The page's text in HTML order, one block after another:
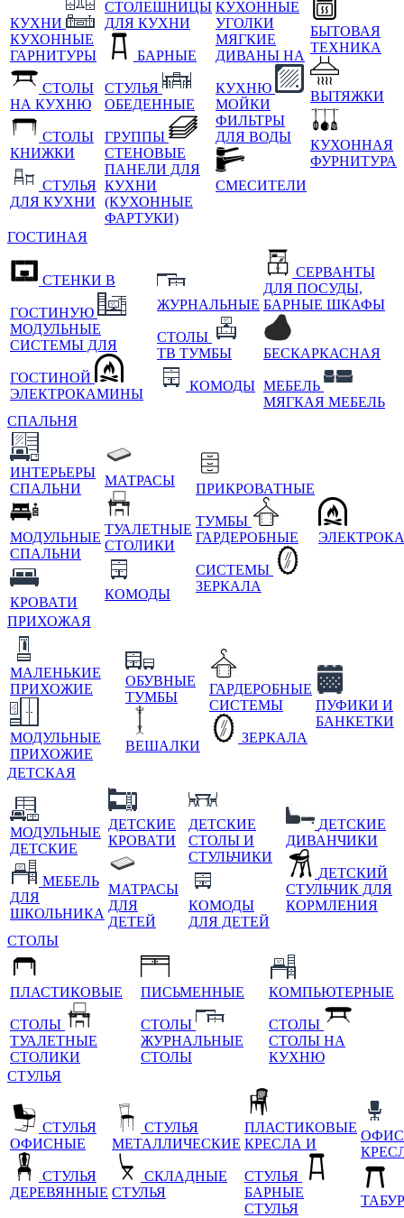
КУХНИ
КУХОННЫЕ
ГАРНИТУРЫ
СТОЛЫ
НА КУХНЮ
СТОЛЫ
КНИЖКИ
СТУЛЬЯ
ДЛЯ КУХНИ
СТОЛЕШНИЦЫ
ДЛЯ КУХНИ
БАРНЫЕ
СТУЛЬЯ
ОБЕДЕННЫЕ
ГРУППЫ
СТЕНОВЫЕ
ПАНЕЛИ ДЛЯ
КУХНИ
(КУХОННЫЕ
ФАРТУКИ)
КУХОННЫЕ
УГОЛКИ
МЯГКИЕ
ДИВАНЫ НА
КУХНЮ
МОЙКИ
ФИЛЬТРЫ
ДЛЯ ВОДЫ
СМЕСИТЕЛИ
БЫТОВАЯ
ТЕХНИКА
ВЫТЯЖКИ
КУХОННАЯ
ФУРНИТУРА
ГОСТИНАЯ
СТЕНКИ В
ГОСТИНУЮ
МОДУЛЬНЫЕ
СИСТЕМЫ ДЛЯ
ГОСТИНОЙ
ЭЛЕКТРОКАМИНЫ
ЖУРНАЛЬНЫЕ
СТОЛЫ
ТВ ТУМБЫ
КОМОДЫ
СЕРВАНТЫ
ДЛЯ ПОСУДЫ,
БАРНЫЕ ШКАФЫ
БЕСКАРКАСНАЯ
МЕБЕЛЬ
МЯГКАЯ МЕБЕЛЬ
СПАЛЬНЯ
ИНТЕРЬЕРЫ
СПАЛЬНИ
МОДУЛЬНЫЕ
СПАЛЬНИ
КРОВАТИ
МАТРАСЫ
ТУАЛЕТНЫЕ
СТОЛИКИ
КОМОДЫ
ПРИКРОВАТНЫЕ
ТУМБЫ
ГАРДЕРОБНЫЕ
СИСТЕМЫ
ЗЕРКАЛА
ПРИХОЖАЯ
МАЛЕНЬКИЕ
ПРИХОЖИЕ
МОДУЛЬНЫЕ
ПРИХОЖИЕ
ОБУВНЫЕ
ТУМБЫ
ВЕШАЛКИ
ГАРДЕРОБНЫЕ
СИСТЕМЫ
ЗЕРКАЛА
ПУФИКИ И
БАНКЕТКИ
ДЕТСКАЯ
МОДУЛЬНЫЕ
ДЕТСКИЕ
МЕБЕЛЬ
ДЛЯ
ШКОЛЬНИКА
ДЕТСКИЕ
КРОВАТИ
МАТРАСЫ
ДЛЯ
ДЕТЕЙ
ДЕТСКИЕ
СТОЛЫ И
СТУЛЬЧИКИ
КОМОДЫ
ДЛЯ ДЕТЕЙ
ДЕТСКИЕ
ДИВАНЧИКИ
ДЕТСКИЙ
СТУЛЬЧИК ДЛЯ
КОРМЛЕНИЯ
СТОЛЫ
ПЛАСТИКОВЫЕ
СТОЛЫ
ТУАЛЕТНЫЕ
СТОЛИКИ
ПИСЬМЕННЫЕ
СТОЛЫ
ЖУРНАЛЬНЫЕ
СТОЛЫ
КОМПЬЮТЕРНЫЕ
СТОЛЫ
СТОЛЫ НА
КУХНЮ
СТУЛЬЯ
СТУЛЬЯ
ОФИСНЫЕ
СТУЛЬЯ
ДЕРЕВЯННЫЕ
СТУЛЬЯ
МЕТАЛЛИЧЕСКИЕ
СКЛАДНЫЕ
СТУЛЬЯ
ПЛАСТИКОВЫЕ
КРЕСЛА И
СТУЛЬЯ
БАРНЫЕ
СТУЛЬЯ